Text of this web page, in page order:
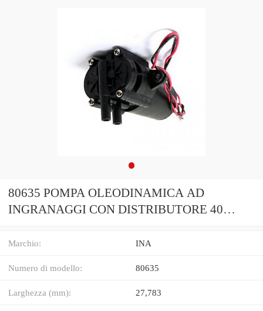
80635 POMPA OLEODINAMICA AD
INGRANAGGI CON DISTRIBUTORE 40
Marchio: INA
Numero di modello: 80635
Larghezza (mm): 27,783